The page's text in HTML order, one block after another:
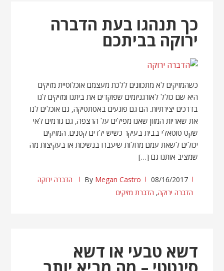
כך תנהגו בעת הדברה
ירוקה בביתכם
כשהמזיקים לא מתכוונים ללכת מעצמם אוכלוסיית מזיקים
היא שם כולל לאורגניזמים שפוקדים את ביתנו ומזיקים לנו
בדרכים יצירתיות. הם גם פוגעים באסתטיקה, גם אוכלים לנו
את שאריות המזון שאנו מפילים על הרצפה, גם גורמים לאי
שקט טוטאלי בבית בעיקר כשיש ילדים קטנים. המזיקים
יכולים לשאת עמם מחלות שיעברו בנשיכות או בעקיצות מה
שמציב אותנו גם […]
08/16/2017
By Megan Castro
הדברה ירוקה
הדברה ירוקה, הדברת מזיקים
דשא טבעי או דשא